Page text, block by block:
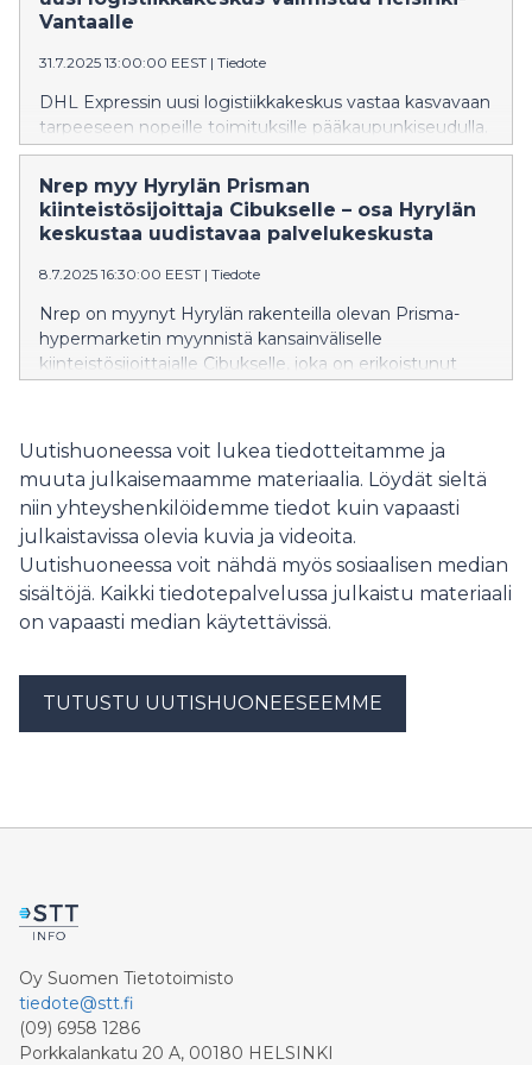
vahvistaa entisestään Urban Partnersin asemaa ja
kaupunkien rakennettuun ympäristöön Pohjois-
Euroopan valituilla markkinoilla.
Vantaalle
31.7.2025 13:00:00 EEST | Tiedote
DHL Expressin uusi logistiikkakeskus vastaa kasvavaan
tarpeeseen nopeille toimituksille pääkaupunkiseudulla.
Nrepin ja Pontos Groupin strategisella sijainnilla
olevassa logistiikkakeskuksessa on Express-alan
edistyneintä teknologiaa. Hanke on toteutettu
omistajien vastuullisen rakentamisen periaatteita
Nrep myy Hyrylän Prisman
kiinteistösijoittaja Cibukselle – osa Hyrylän
keskustaa uudistavaa palvelukeskusta
8.7.2025 16:30:00 EEST | Tiedote
Nrep on myynyt Hyrylän rakenteilla olevan Prisma-
hypermarketin myynnistä kansainväliselle
kiinteistösijoittajalle Cibukselle, joka on erikoistunut
uudistaa Hyrylän keskustan ja kokoaa yhteen kunnan
sekä kaupalliset palvelut. Vastaavanlaisia hypermarket-
kiinteistökauppoja on Suomessa nähty vain harvoin
viime vuosina.
Uutishuoneessa voit lukea tiedotteitamme ja
muuta julkaisemaamme materiaalia. Löydät sieltä
niin yhteyshenkilöidemme tiedot kuin vapaasti
julkaistavissa olevia kuvia ja videoita.
Uutishuoneessa voit nähdä myös sosiaalisen median
sisältöjä. Kaikki tiedotepalvelussa julkaistu materiaali
on vapaasti median käytettävissä.
TUTUSTU UUTISHUONEESEEMME
Oy Suomen Tietotoimisto
tiedote@stt.fi
(09) 6958 1286
Porkkalankatu 20 A, 00180 HELSINKI